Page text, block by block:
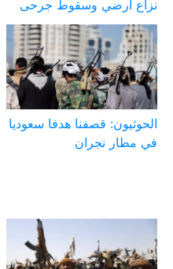
نزاع أرضي وسقوط جرحى
الحوثيون: قصفنا هدفا سعوديا
في مطار نجران